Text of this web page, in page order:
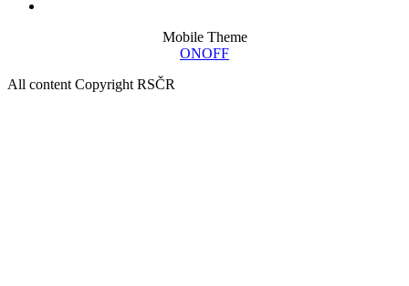
Mobile Theme
ONOFF
All content Copyright RSČR